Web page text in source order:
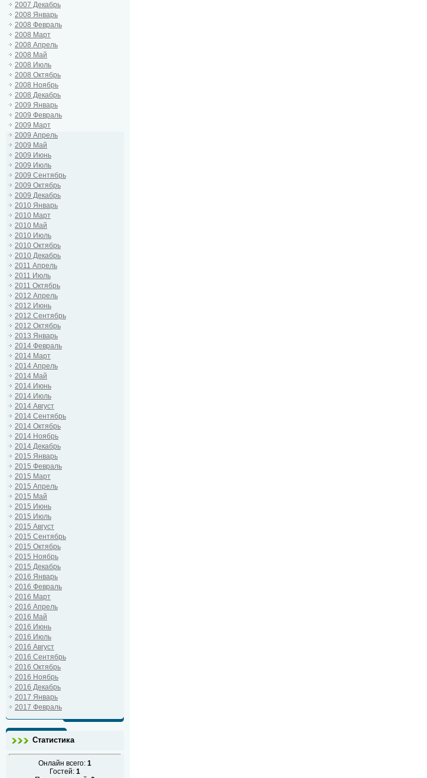
2007 Декабрь
2008 Январь
2008 Февраль
2008 Март
2008 Апрель
2008 Май
2008 Июль
2008 Октябрь
2008 Ноябрь
2008 Декабрь
2009 Январь
2009 Февраль
2009 Март
2009 Апрель
2009 Май
2009 Июнь
2009 Июль
2009 Сентябрь
2009 Октябрь
2009 Декабрь
2010 Январь
2010 Март
2010 Май
2010 Июль
2010 Октябрь
2010 Декабрь
2011 Апрель
2011 Июль
2011 Октябрь
2012 Апрель
2012 Июнь
2012 Сентябрь
2012 Октябрь
2013 Январь
2014 Февраль
2014 Март
2014 Апрель
2014 Май
2014 Июнь
2014 Июль
2014 Август
2014 Сентябрь
2014 Октябрь
2014 Ноябрь
2014 Декабрь
2015 Январь
2015 Февраль
2015 Март
2015 Апрель
2015 Май
2015 Июнь
2015 Июль
2015 Август
2015 Сентябрь
2015 Октябрь
2015 Ноябрь
2015 Декабрь
2016 Январь
2016 Февраль
2016 Март
2016 Апрель
2016 Май
2016 Июнь
2016 Июль
2016 Август
2016 Сентябрь
2016 Октябрь
2016 Ноябрь
2016 Декабрь
2017 Январь
2017 Февраль
Статистика
Онлайн всего: 1
Гостей: 1